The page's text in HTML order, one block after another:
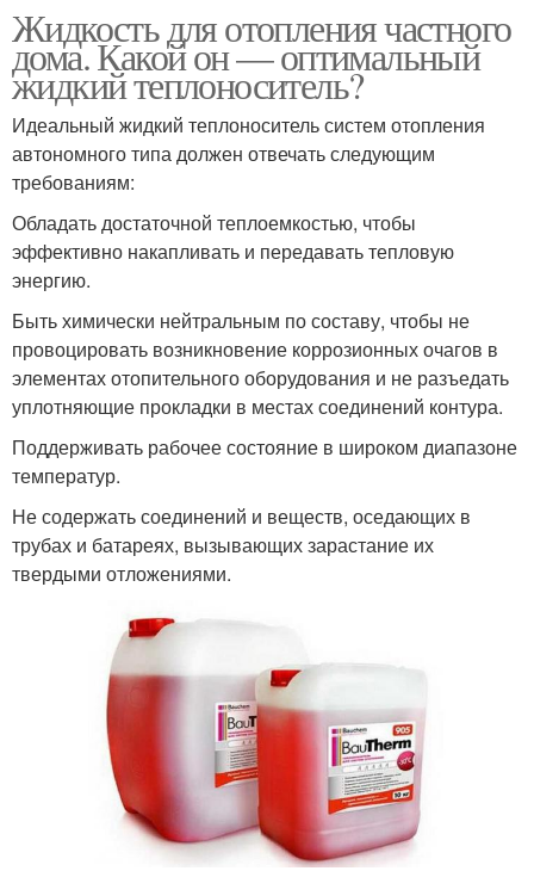
Жидкость в качестве
Жидкость для отопления частного
дома. Какой он — оптимальный
жидкий теплоноситель?
Идеальный жидкий теплоноситель систем отопления
автономного типа должен отвечать следующим
требованиям:
Обладать достаточной теплоемкостью, чтобы
эффективно накапливать и передавать тепловую
энергию.
Быть химически нейтральным по составу, чтобы не
провоцировать возникновение коррозионных очагов в
элементах отопительного оборудования и не разъедать
уплотняющие прокладки в местах соединений контура.
Поддерживать рабочее состояние в широком диапазоне
температур.
Не содержать соединений и веществ, оседающих в
трубах и батареях, вызывающих зарастание их
твердыми отложениями.